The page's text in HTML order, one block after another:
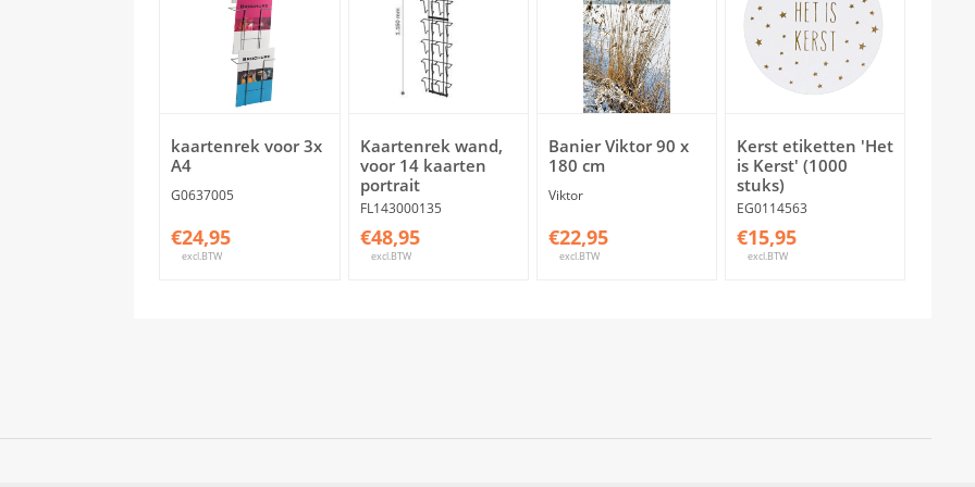
kaartenrek voor 3x
A4
G0637005
€24,95
excl.BTW
Kaartenrek wand,
voor 14 kaarten
portrait
FL143000135
€48,95
excl.BTW
Banier Viktor 90 x
180 cm
Viktor
€22,95
excl.BTW
Kerst etiketten 'Het
is Kerst' (1000
stuks)
EG0114563
€15,95
excl.BTW